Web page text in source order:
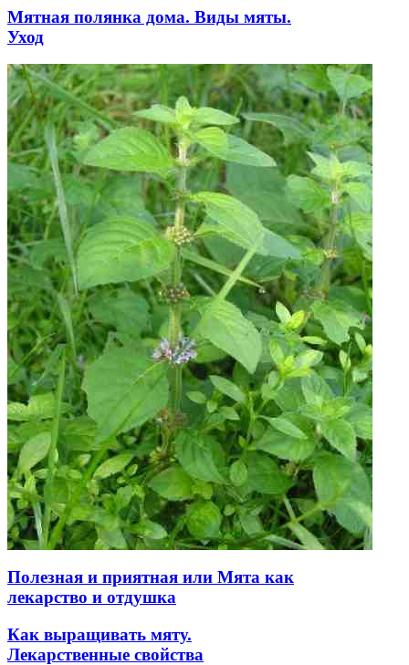
Мятная полянка дома. Виды мяты.
Уход
Полезная и приятная или Мята как
лекарство и отдушка
Как выращивать мяту.
Лекарственные свойства